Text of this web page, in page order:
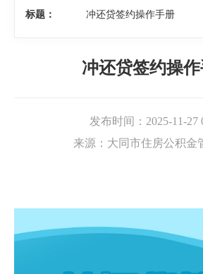
标题：
冲还贷签约操作手册
冲还贷签约操
发布时间： 2025-11-27
来源： 大同市住房公积金